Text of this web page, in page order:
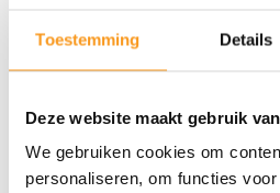
Toestemming Details
Deze website maakt gebruik
We gebruiken cookies om
personaliseren, om functies